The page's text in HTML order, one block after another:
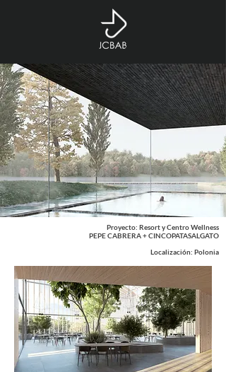
Proyecto: Resort y Centro Wellness
PEPE CABRERA + CINCOPATASALGATO
Localización: Polonia